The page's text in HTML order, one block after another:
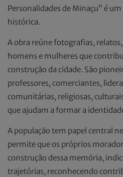
Personalidades de Minaçu” é
histórica.
A obra reúne fotografias,
homens e mulheres que
construção da cidade. São
professores, comerciantes,
comunitárias, religiosas,
que ajudam a formar a
A população tem papel central
permite que os próprios
construção dessa memória,
trajetórias, reconhecendo